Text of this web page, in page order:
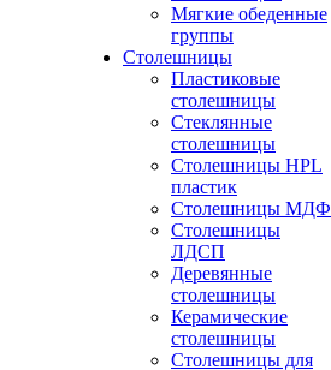
Мягкие обеденные
группы
Столешницы
Пластиковые
столешницы
Стеклянные
столешницы
Столешницы HPL
пластик
Столешницы МДФ
Столешницы
ЛДСП
Деревянные
столешницы
Керамические
столешницы
Столешницы для